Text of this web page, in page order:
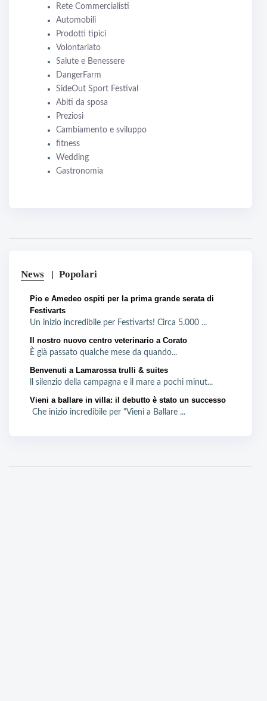
Rete Commercialisti
Automobili
Prodotti tipici
Volontariato
Salute e Benessere
DangerFarm
SideOut Sport Festival
Abiti da sposa
Preziosi
Cambiamento e sviluppo
fitness
Wedding
Gastronomia
News Popolari
Pio e Amedeo ospiti per la prima grande serata di
Festivarts
Un inizio incredibile per Festivarts! Circa 5.000 ...
Il nostro nuovo centro veterinario a Corato
È già passato qualche mese da quando...
Benvenuti a Lamarossa trulli & suites
ll silenzio della campagna e il mare a pochi minut...
Vieni a ballare in villa: il debutto è stato un successo
Che inizio incredibile per "Vieni a Ballare ...